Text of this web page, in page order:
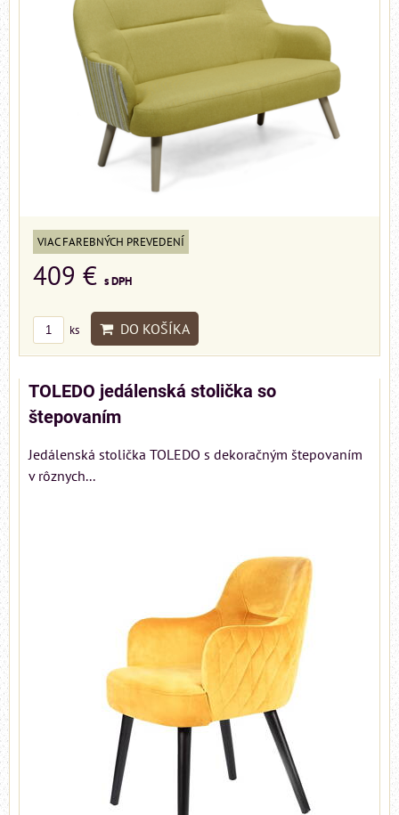
VIAC FAREBNÝCH PREVEDENÍ
409 € s DPH
ks DO KOŠÍKA
TOLEDO jedálenská stolička so
štepovaním
Jedálenská stolička TOLEDO s dekoračným štepovaním
v rôznych...